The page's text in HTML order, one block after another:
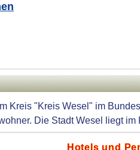
Kreis "Kreis Wesel" im
Die Stadt Wesel liegt
Hotels und